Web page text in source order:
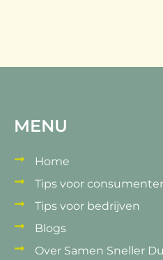
MENU
Home
Tips voor
Tips voor bedrijven
Blogs
Over Samen Sneller